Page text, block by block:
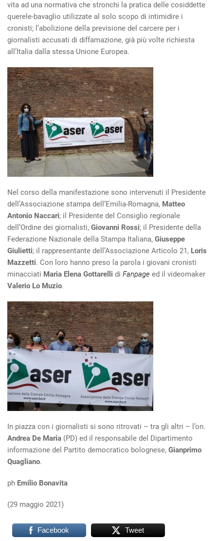
vita ad una normativa che stronchi la pratica delle cosiddette
querele-bavaglio utilizzate al solo scopo di intimidire i
cronisti; l’abolizione della previsione del carcere per i
giornalisti accusati di diffamazione, già più volte richiesta
all’Italia dalla stessa Unione Europea.
Nel corso della manifestazione sono intervenuti il Presidente
dell’Associazione stampa dell’Emilia-Romagna, Matteo
Antonio Naccari; il Presidente del Consiglio regionale
dell’Ordine dei giornalisti, Giovanni Rossi; il Presidente della
Federazione Nazionale della Stampa Italiana, Giuseppe
Giulietti; il rappresentante dell’Associazione Articolo 21, Loris
Mazzetti. Con loro hanno preso la parola i giovani cronisti
minacciati Maria Elena Gottarelli di Fanpage ed il videomaker
Valerio Lo Muzio.
In piazza con i giornalisti si sono ritrovati – tra gli altri – l’on.
Andrea De Maria (PD) ed il responsabile del Dipartimento
informazione del Partito democratico bolognese, Gianprimo
Quagliano.
ph Emilio Bonavita
(29 maggio 2021)
Facebook Tweet